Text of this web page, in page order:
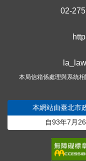
02-
本局信箱係處理與系統
本網站由臺北市
自93年7月